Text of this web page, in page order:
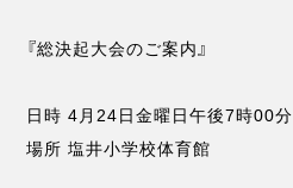
『総決起大会のご案内』
日時 4月24日金曜日午後7時00分
場所 塩井小学校体育館